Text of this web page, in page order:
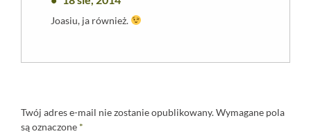
Joasiu, ja również.
Twój adres e-mail nie zostanie opublikowany.Wymagane pola
są oznaczone *